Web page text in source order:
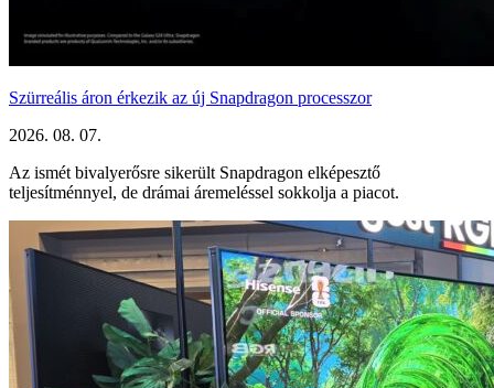
Szürreális áron érkezik az új Snapdragon processzor
2026. 08. 07.
Az ismét bivalyerősre sikerült Snapdragon elképesztő
teljesítménnyel, de drámai áremeléssel sokkolja a piacot.